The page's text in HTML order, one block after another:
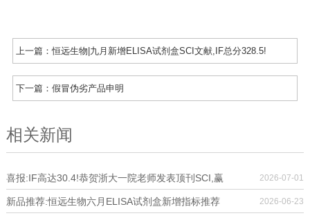
上一篇：恒远生物|九月新增ELISA试剂盒SCI文献,IF总分328.5!
下一篇： 假冒伪劣产品申明
相关新闻
喜报:IF高达30.4!恭贺浙大一院老师发表顶刊SCI,赢
取恒远专属奖学金!
2026-07-01
新品推荐:恒远生物六月ELISA试剂盒新增指标推荐 2026-06-23